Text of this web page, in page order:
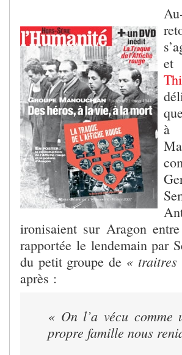
et
à
ironisaient sur Aragon
rapportée le lendemain par
du petit groupe de « traitres
après :
« On l’a vécu comme
propre famille nous